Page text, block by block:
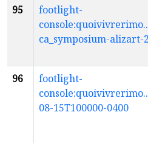
95
footlight-
ca_symposium-alizart-
96
footlight-
08-15T100000-0400